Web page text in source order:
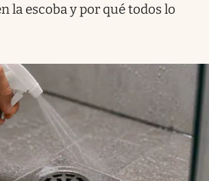
la escoba y por qué todos lo